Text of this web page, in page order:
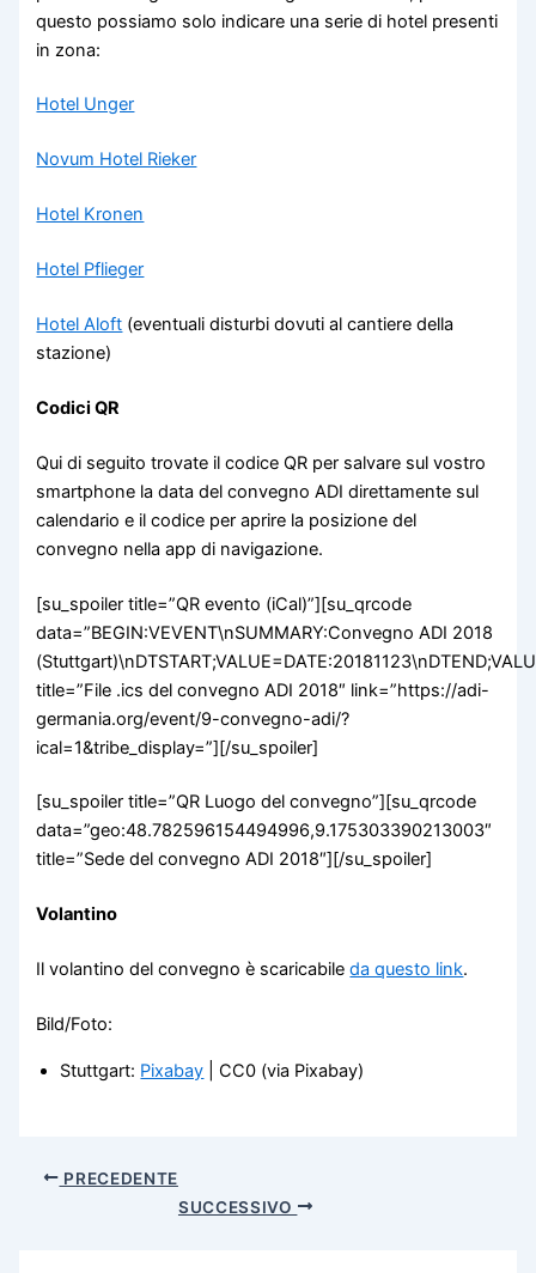
questo possiamo solo indicare una serie di hotel presenti
in zona:
Hotel Unger
Novum Hotel Rieker
Hotel Kronen
Hotel Pflieger
Hotel Aloft (eventuali disturbi dovuti al cantiere della
stazione)
Codici QR
Qui di seguito trovate il codice QR per salvare sul vostro
smartphone la data del convegno ADI direttamente sul
calendario e il codice per aprire la posizione del
convegno nella app di navigazione.
[su_spoiler title=”QR evento (iCal)”][su_qrcode
data=”BEGIN:VEVENT\nSUMMARY:Convegno ADI 2018
title=”File .ics del convegno ADI 2018″ link=”https://adi-
germania.org/event/9-convegno-adi/?
ical=1&tribe_display=”][/su_spoiler]
[su_spoiler title=”QR Luogo del convegno”][su_qrcode
data=”geo:48.782596154494996,9.175303390213003″
title=”Sede del convegno ADI 2018″][/su_spoiler]
Volantino
Il volantino del convegno è scaricabileda questo link.
Bild/Foto:
Stuttgart: Pixabay | CC0 (via Pixabay)
PRECEDENTE
SUCCESSIVO